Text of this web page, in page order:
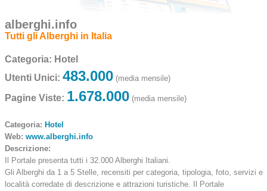
alberghi.info
Tutti gli Alberghi in Italia
Categoria: Hotel
Utenti Unici: 483.000 (media mensile)
Pagine Viste: 1.678.000 (media mensile)
Categoria: Hotel
Web: www.alberghi.info
Descrizione:
Il Portale presenta tutti i 32.000 Alberghi Italiani.
Gli Alberghi da 1 a 5 Stelle, recensiti per categoria, tipologia, foto, servizi e
località corredate di descrizione e attrazioni turistiche. Il Portale